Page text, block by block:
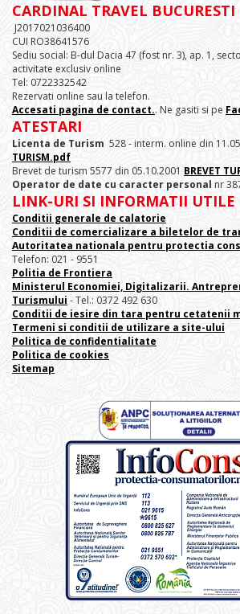
CARDINAL TRAVEL BUCURESTI
J2017021036400
CUI RO38641576
Sediu social: B-dul Dacia 47 (fost nr. 3), ap. 1,
activitate exclusiv online
Tel: 0722332542
Rezervati online sau la telefon.
Accesati pagina de contact.. Ne gasiti si pe
ATESTARI
Licenta de Turism 528 - interm. online din
TURISM.pdf
Brevet de turism 5577 din 05.10.2001 BREVET
Operator de date cu caracter personal nr
LINK-URI SI INFORMATII UTILE
Conditii generale de calatorie
Conditii de comercializare a biletelor de
Autoritatea nationala pentru protectia
Telefon: 021 - 9551
Politia de Frontiera
Ministerul Economiei, Digitalizarii.
Turismului - Tel.: 0372 492 630
Conditii de iesire din tara pentru cetatenii
Termeni si conditii de utilizare a site-ului
Politica de confidentialitate
Politica de cookies
Sitemap